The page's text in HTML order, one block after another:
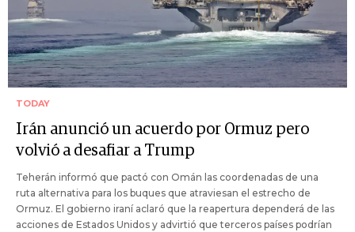
TODAY
Irán anunció un acuerdo por Ormuz pero
volvió a desafiar a Trump
Teherán informó que pactó con Omán las coordenadas de una
ruta alternativa para los buques que atraviesan el estrecho de
Ormuz. El gobierno iraní aclaró que la reapertura dependerá de las
acciones de Estados Unidos y advirtió que terceros países podrían